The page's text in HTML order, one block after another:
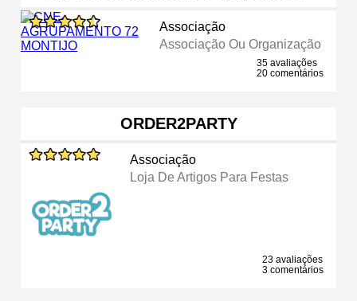
Associação
Associação Ou Organização
35 avaliações
20 comentários
ORDER2PARTY
Associação
Loja De Artigos Para Festas
23 avaliações
3 comentários